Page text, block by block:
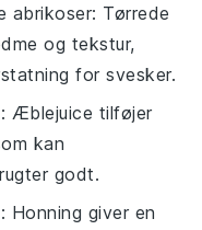
abrikoser: Tørrede
og tekstur,
for svesker.
: Æblejuice tilføjer
kan
godt.
: Honning giver en